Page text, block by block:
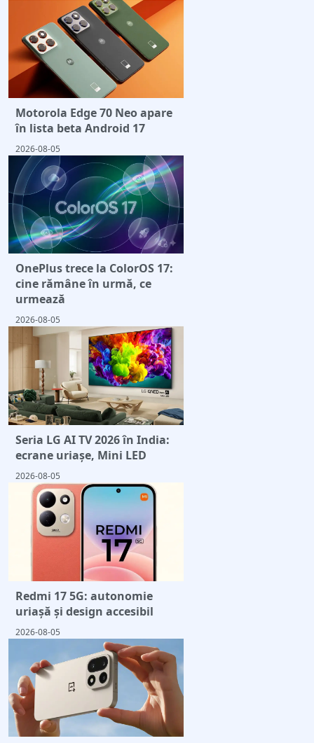
Motorola Edge 70 Neo apare
în lista beta Android 17
2026-08-05
OnePlus trece la ColorOS 17:
cine rămâne în urmă, ce
urmează
2026-08-05
Seria LG AI TV 2026 în India:
ecrane uriașe, Mini LED
2026-08-05
Redmi 17 5G: autonomie
uriașă și design accesibil
2026-08-05